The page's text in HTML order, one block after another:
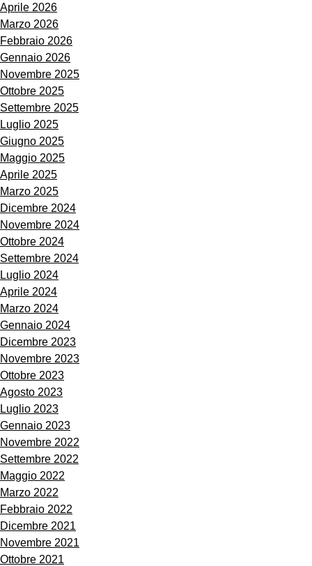
Aprile 2026
Marzo 2026
Febbraio 2026
Gennaio 2026
Novembre 2025
Ottobre 2025
Settembre 2025
Luglio 2025
Giugno 2025
Maggio 2025
Aprile 2025
Marzo 2025
Dicembre 2024
Novembre 2024
Ottobre 2024
Settembre 2024
Luglio 2024
Aprile 2024
Marzo 2024
Gennaio 2024
Dicembre 2023
Novembre 2023
Ottobre 2023
Agosto 2023
Luglio 2023
Gennaio 2023
Novembre 2022
Settembre 2022
Maggio 2022
Marzo 2022
Febbraio 2022
Dicembre 2021
Novembre 2021
Ottobre 2021